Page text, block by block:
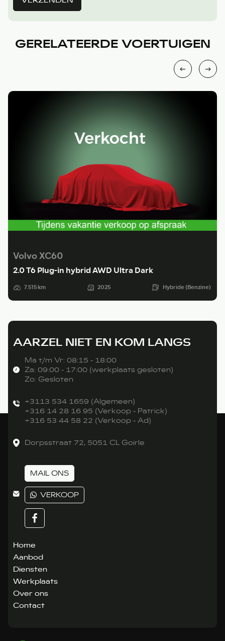
GERELATEERDE VOERTUIGEN
Volvo XC60
2.0 T6 Plug-in hybrid AWD Ultra Dark
7.515 km 2025 Hybride (Benzine)
AARZEL NIET EN KOM LANGS
Ma t/m Vr: 08:15 - 18:00
Za: 09:00 - 17:00 (werkplaats gesloten)
Zo: Gesloten
+3113 534 1659 (Algemeen)
+316 14 28 16 95 (Verkoop - Patrick)
+316 53 44 58 22 (Verkoop - Ad)
Dorpsstraat 72, 5051 CL Goirle
MAIL ONS
VERKOOP
Home
Aanbod
Diensten
Werkplaats
Over ons
Contact